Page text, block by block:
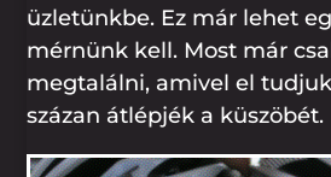
üzletünkbe. Ez már lehet
mérnünk kell. Most már
megtalálni, amivel el
százan átlépjék a küszöbét.